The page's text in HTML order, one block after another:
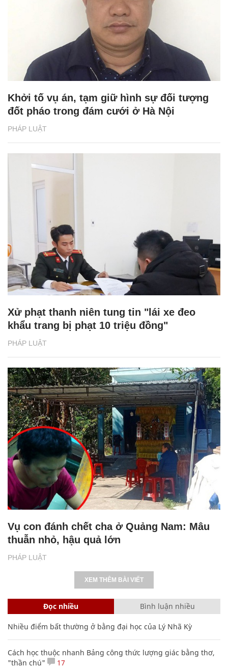
PHÁP LUẬT
Khởi tố vụ án, tạm giữ hình sự đối tượng
đốt pháo trong đám cưới ở Hà Nội
PHÁP LUẬT
Xử phạt thanh niên tung tin "lái xe đeo
khẩu trang bị phạt 10 triệu đồng"
PHÁP LUẬT
Vụ con đánh chết cha ở Quảng Nam: Mâu
thuẫn nhỏ, hậu quả lớn
XEM THÊM BÀI VIẾT
Đọc nhiều Bình luận nhiều
Nhiều điểm bất thường ở bằng đại học của Lý Nhã Kỳ
Cách học thuộc nhanh Bảng công thức lượng giác bằng thơ,
"thần chú"
17